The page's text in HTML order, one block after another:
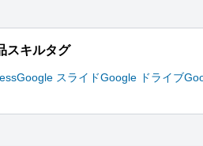
スキルタグ
Google スライドGoogle ドライブ